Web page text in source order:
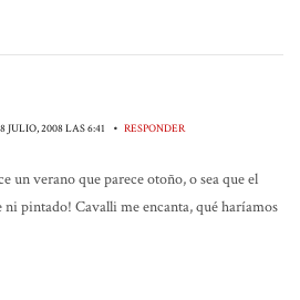
JULIO, 2008 LAS 6:41 • RESPONDER
un verano que parece otoño, o sea que el
ni pintado! Cavalli me encanta, qué haríamos